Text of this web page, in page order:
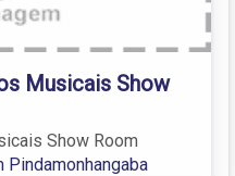
Musicais Show
Show Room